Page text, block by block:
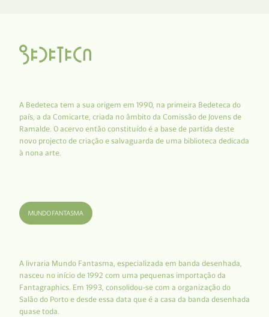
A Bedeteca tem a sua origem em 1990, na primeira Bedeteca do
país, a da Comicarte, criada no âmbito da Comissão de Jovens de
Ramalde. O acervo então constituído é a base de partida deste
novo projecto de criação e salvaguarda de uma biblioteca dedicada
à nona arte.
A livraria Mundo Fantasma, especializada em banda desenhada,
nasceu no início de 1992 com uma pequenas importação da
Fantagraphics. Em 1993, consolidou-se com a organização do
Salão do Porto e desde essa data que é a casa da banda desenhada
quase toda.